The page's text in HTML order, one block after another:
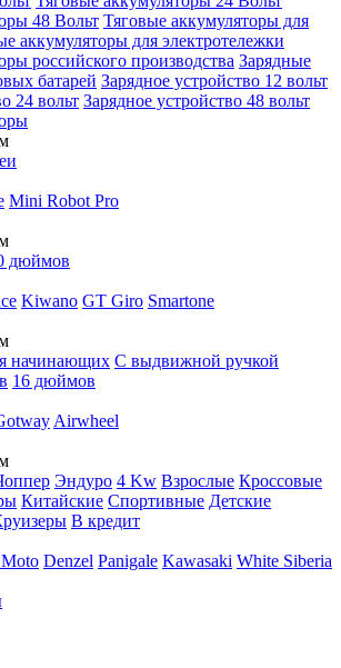
48 Вольт Тяговые аккумуляторы для
аккумуляторы для электротележки
российского производства Зарядные
батарей Зарядное устройство 12 вольт
24 вольт Зарядное устройство 48 вольт
Mini Robot Pro
дюймов
Kiwano GT Giro Smartone
начинающих С выдвижной ручкой
16 дюймов
Airwheel
Эндуро 4 Kw Взрослые Кроссовые
Китайские Спортивные Детские
В кредит
Moto Denzel Panigale Kawasaki White Siberia